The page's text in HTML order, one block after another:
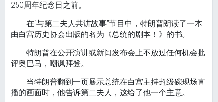
250周年纪念日之前。
在“与第二夫人共讲故事”节目中，特朗普朗读了一本
由白宫历史协会出版的名为《总统的剧本！》的书。
特朗普在公开演讲或新闻发布会上不放过任何机会批
评奥巴马，嘲讽拜登。
当特朗普翻到一页展示总统在白宫主持超级碗现场直
播的画面时，他告诉第二夫人，这给了他一个主意。